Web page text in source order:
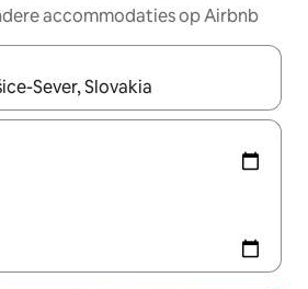
accommodaties op Airbnb
beschikbaar zijn, maak je een keuze